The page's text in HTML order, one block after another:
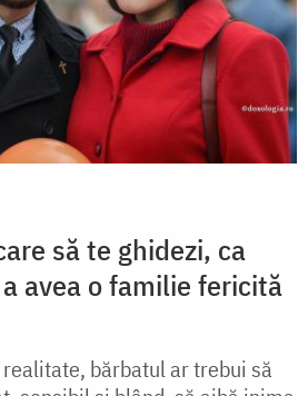
să te ghidezi, ca
avea o familie fericită
bărbatul ar trebui să